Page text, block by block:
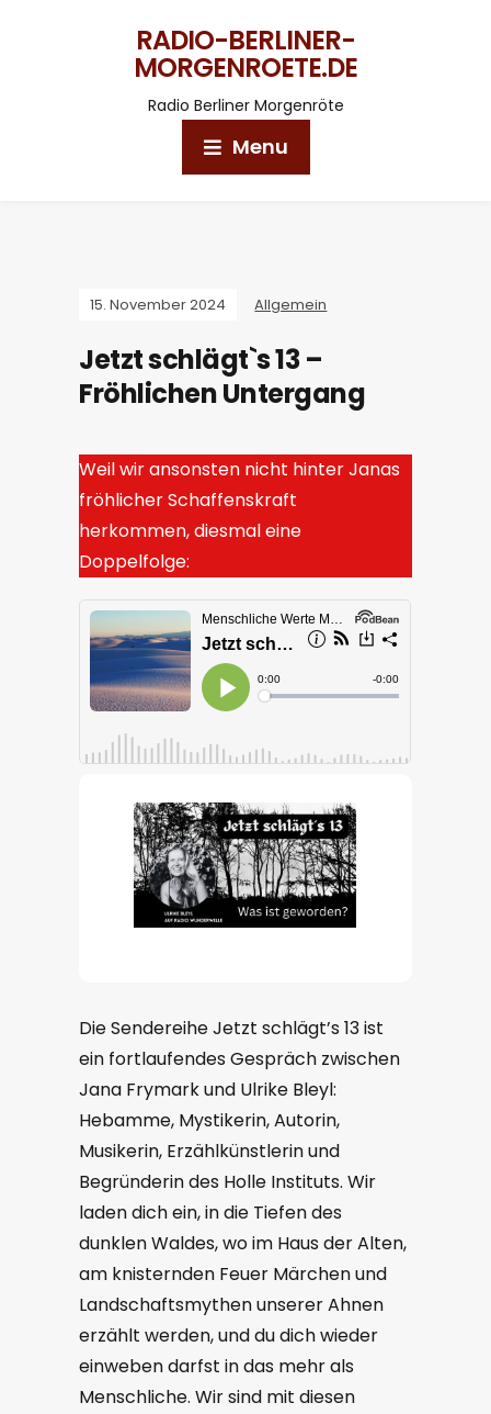
RADIO-BERLINER-
MORGENROETE.DE
Radio Berliner Morgenröte
Menu
15. November 2024 Allgemein
Jetzt schlägt`s 13 –
Fröhlichen Untergang
Weil wir ansonsten nicht hinter Janas
fröhlicher Schaffenskraft
herkommen, diesmal eine
Doppelfolge:
Die Sendereihe Jetzt schlägt’s 13 ist
ein fortlaufendes Gespräch zwischen
Jana Frymark und Ulrike Bleyl:
Hebamme, Mystikerin, Autorin,
Musikerin, Erzählkünstlerin und
Begründerin des Holle Instituts. Wir
laden dich ein, in die Tiefen des
dunklen Waldes, wo im Haus der Alten,
am knisternden Feuer Märchen und
Landschaftsmythen unserer Ahnen
erzählt werden, und du dich wieder
einweben darfst in das mehr als
Menschliche. Wir sind mit diesen